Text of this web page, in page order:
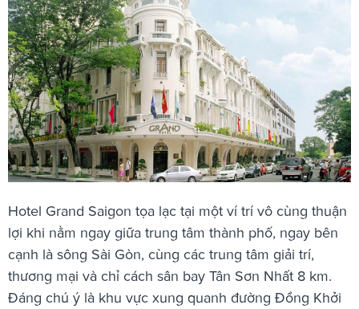
Hotel Grand Saigon tọa lạc tại một ví trí vô cùng thuận
lợi khi nằm ngay giữa trung tâm thành phố, ngay bên
cạnh là sông Sài Gòn, cùng các trung tâm giải trí,
thương mại và chỉ cách sân bay Tân Sơn Nhất 8 km.
Đáng chú ý là khu vực xung quanh đường Đồng Khởi